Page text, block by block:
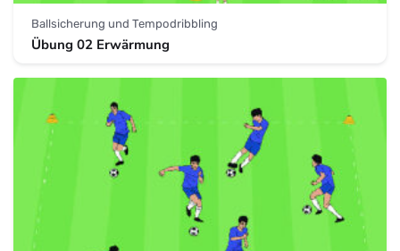
Ballsicherung und Tempodribbling
Übung 02 Erwärmung